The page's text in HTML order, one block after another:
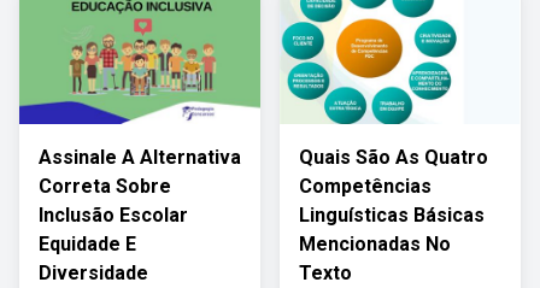
Assinale A Alternativa
Correta Sobre
Inclusão Escolar
Equidade E
Diversidade
Quais São As Quatro
Competências
Linguísticas Básicas
Mencionadas No
Texto